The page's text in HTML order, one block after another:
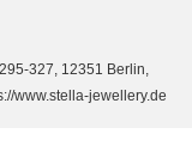
327, 12351 Berlin,
www.stella-jewellery.de